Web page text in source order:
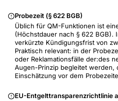
Probezeit (§ 622 BGB)
Üblich für QM-Funktionen ist
(Höchstdauer nach § 622 BGB).
verkürzte Kündigungsfrist von
Praktisch relevant: in der
oder Reklamationsfälle der:des
Augen-Prinzip begleitet werden,
Einschätzung vor dem
EU-Entgelttransparenzrichtlinie